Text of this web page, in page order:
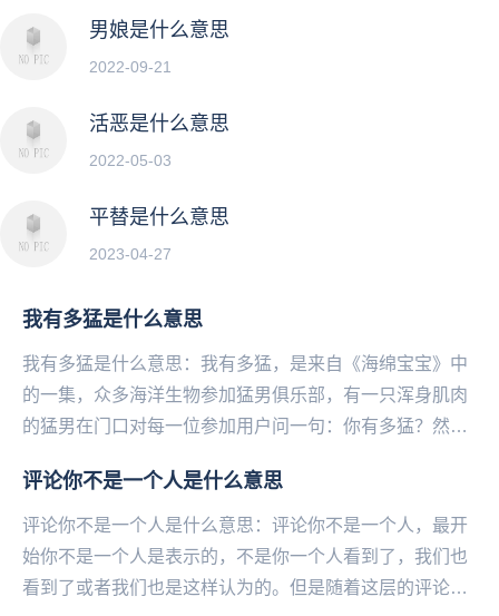
男娘是什么意思
2022-09-21
活恶是什么意思
2022-05-03
平替是什么意思
2023-04-27
我有多猛是什么意思
我有多猛是什么意思：我有多猛，是来自《海绵宝宝》中
的一集，众多海洋生物参加猛男俱乐部，有一只浑身肌肉
的猛男在门口对每一位参加用户问一句：你有多猛？然后
纷...
​评论你不是一个人是什么意思
评论你不是一个人是什么意思：评论你不是一个人，最开
始你不是一个人是表示的，不是你一个人看到了，我们也
看到了或者我们也是这样认为的。但是随着这层的评论都